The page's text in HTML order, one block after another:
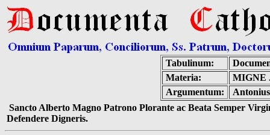
Tabulinum:
Materia:
MIGNE
Argumentum:
Sancto Alberto Magno Patrono Plorante ac Beata Semper
Defendere Digneris.